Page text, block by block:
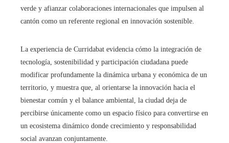
verde y afianzar colaboraciones internacionales que impulsen al
cantón como un referente regional en innovación sostenible.
La experiencia de Curridabat evidencia cómo la integración de
tecnología, sostenibilidad y participación ciudadana puede
modificar profundamente la dinámica urbana y económica de un
territorio, y muestra que, al orientarse la innovación hacia el
bienestar común y el balance ambiental, la ciudad deja de
percibirse únicamente como un espacio físico para convertirse en
un ecosistema dinámico donde crecimiento y responsabilidad
social avanzan conjuntamente.